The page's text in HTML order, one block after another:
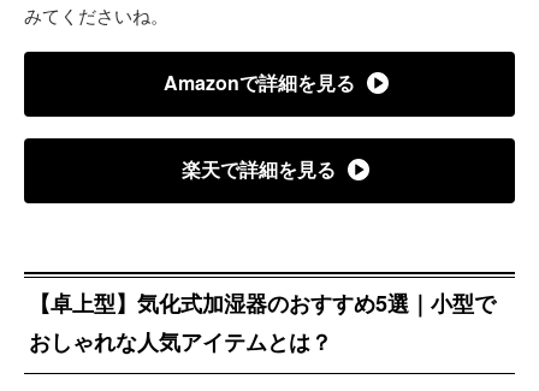
みてくださいね。
Amazonで詳細を見る
楽天で詳細を見る
【卓上型】気化式加湿器のおすすめ5選｜小型で
おしゃれな人気アイテムとは？